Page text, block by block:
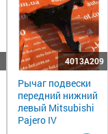
4013A209
Рычаг подвески
передний нижний
левый Mitsubishi
Pajero IV